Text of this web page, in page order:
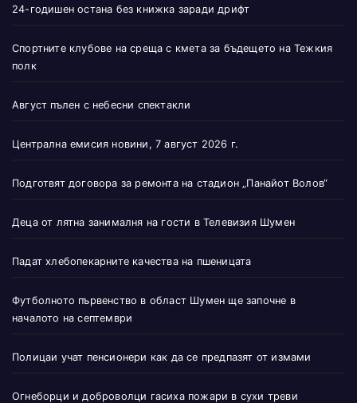
24-годишен остана без книжка заради дрифт
Спортните клубове на среща с кмета за бъдещето на Тежкия
полк
Август пълен с небесни спектакли
Централна емисия новини, 7 август 2026 г.
Подготвят договора за ремонта на стадион „Панайот Волов“
Деца от лятна занималня на гости в Телевизия Шумен
Падат хлебопекарните качества на пшеницата
Футболното първенство в област Шумен ще започне в
началото на септември
Полицаи учат пенсионери как да се предпазят от измами
Огнеборци и доброволци гасиха пожари в сухи треви